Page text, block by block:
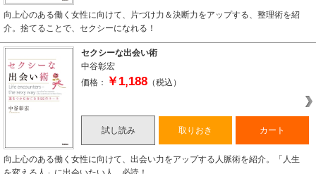
向上心のある働く女性に向けて、片づけ力＆決断力をアップする、整理術を紹
介。捨てることで、セクシーになれる！
セクシーな出会い術
中谷彰宏
価格：
￥1,188 （税込）
試し読み 取りおき カート
向上心のある働く女性に向けて、出会い力をアップする人脈術を紹介。「人生